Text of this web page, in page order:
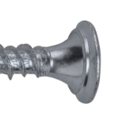
Klicka för att läsa mer.